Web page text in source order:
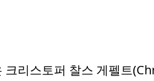
리스토퍼 찰스 게펠트